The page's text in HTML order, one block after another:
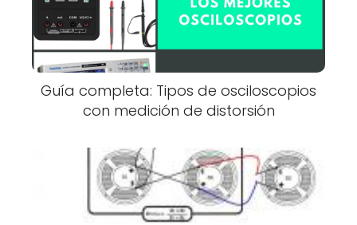
Guía completa: Tipos de osciloscopios
con medición de distorsión